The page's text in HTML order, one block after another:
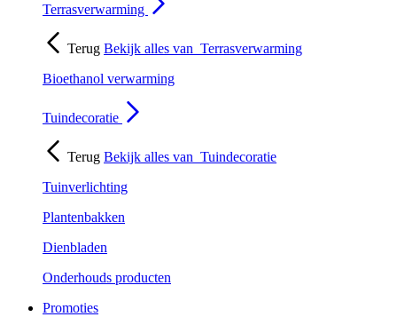
Terrasverwarming
Terug Bekijk alles van Terrasverwarming
Bioethanol verwarming
Tuindecoratie
Terug Bekijk alles van Tuindecoratie
Tuinverlichting
Plantenbakken
Dienbladen
Onderhouds producten
Promoties